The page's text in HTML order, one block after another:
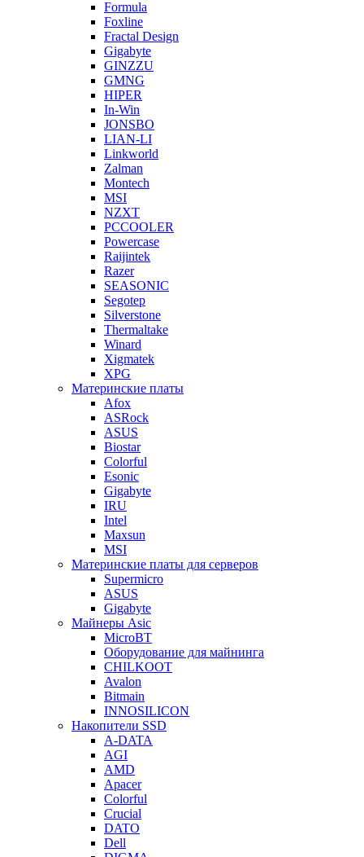
Formula
Foxline
Fractal Design
Gigabyte
GINZZU
GMNG
HIPER
In-Win
JONSBO
LIAN-LI
Linkworld
Zalman
Montech
MSI
NZXT
PCCOOLER
Powercase
Raijintek
Razer
SEASONIC
Segotep
Silverstone
Thermaltake
Winard
Xigmatek
XPG
Материнские платы
Afox
ASRock
ASUS
Biostar
Colorful
Esonic
Gigabyte
IRU
Intel
Maxsun
MSI
Материнские платы для серверов
Supermicro
ASUS
Gigabyte
Майнеры Asic
MicroBT
Оборудование для майнинга
CHILKOOT
Avalon
Bitmain
INNOSILICON
Накопители SSD
A-DATA
AGI
AMD
Apacer
Colorful
Crucial
DATO
Dell